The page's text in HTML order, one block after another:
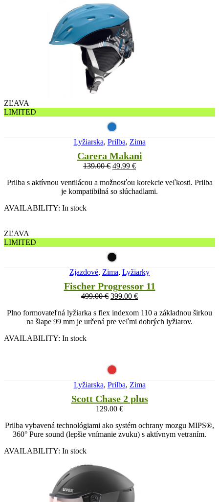
ZĽAVA
LIMITED
Lyžiarska, Prilba, Zima
Carera Makani
139.00€ 49.99 €
Prilba s aktívnou ventilácou a možnosťou korekcie veľkosti. Prilba
je kompatibilná so slúchadlami.
AVAILABILITY: In stock
ZĽAVA
LIMITED
Zjazdové, Zima, Lyžiarky
Fischer Progressor 11
499.00€ 399.00 €
Plno formovateľná lyžiarka s flex indexom 110 a základnou širkou
na šlape 99 mm je určená pre veľmi dobrých lyžiarov.
AVAILABILITY: In stock
Lyžiarska, Prilba, Zima
Scott Chase 2 plus
129.00 €
Prilba vybavená technológiami ako systém ochrany mozgu MIPS®,
360° Pure sound (lepšie vnímanie zvuku) s aktívnym vetraním.
AVAILABILITY: In stock